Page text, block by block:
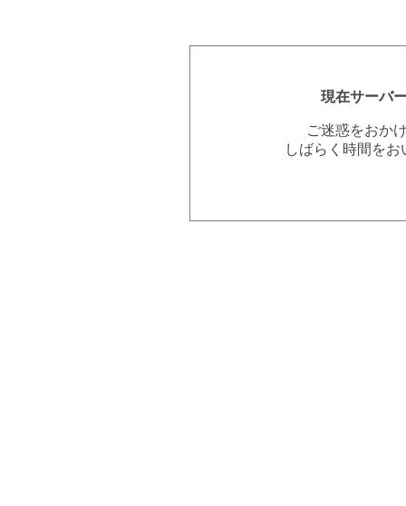
現在サーバ
ご迷惑をおか
しばらく時間を